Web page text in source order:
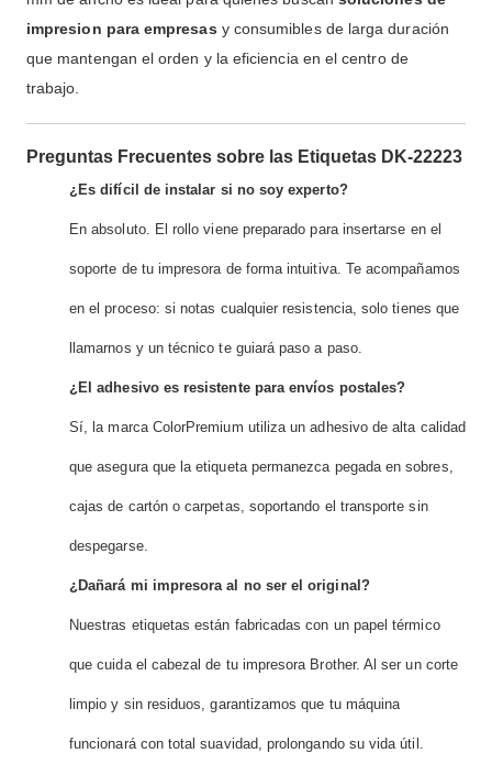
impresion para empresas y consumibles de larga duración
que mantengan el orden y la eficiencia en el centro de
trabajo.
Preguntas Frecuentes sobre las Etiquetas DK-22223
¿Es difícil de instalar si no soy experto?
En absoluto. El rollo viene preparado para insertarse en el
soporte de tu impresora de forma intuitiva. Te acompañamos
en el proceso: si notas cualquier resistencia, solo tienes que
llamarnos y un técnico te guiará paso a paso.
¿El adhesivo es resistente para envíos postales?
Sí, la marca ColorPremium utiliza un adhesivo de alta calidad
que asegura que la etiqueta permanezca pegada en sobres,
cajas de cartón o carpetas, soportando el transporte sin
despegarse.
¿Dañará mi impresora al no ser el original?
Nuestras etiquetas están fabricadas con un papel térmico
que cuida el cabezal de tu impresora Brother. Al ser un corte
limpio y sin residuos, garantizamos que tu máquina
funcionará con total suavidad, prolongando su vida útil.